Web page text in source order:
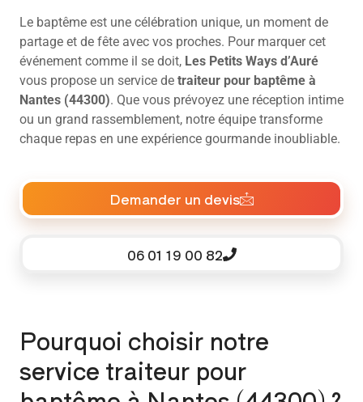
Le baptême est une célébration unique, un moment de
partage et de fête avec vos proches. Pour marquer cet
événement comme il se doit, Les Petits Ways d’Auré
vous propose un service de traiteur pour baptême à
Nantes (44300). Que vous prévoyez une réception intime
ou un grand rassemblement, notre équipe transforme
chaque repas en une expérience gourmande inoubliable.
Demander un devis
06 01 19 00 82
Pourquoi choisir notre
service traiteur pour